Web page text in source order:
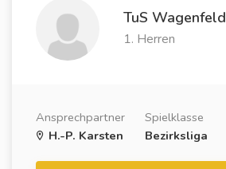
TuS Wagenfeld
1. Herren
Ansprechpartner
H.-P. Karsten
Spielklasse
Bezirksliga